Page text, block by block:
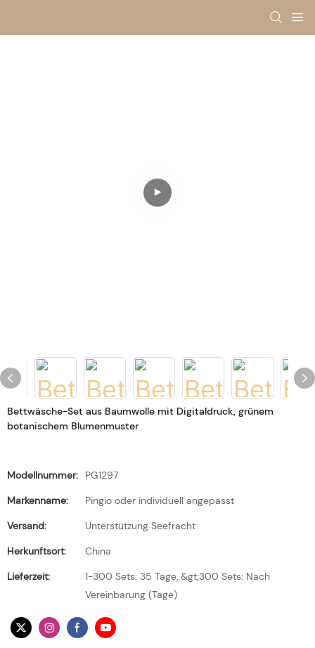
Bettwäsche-Set aus Baumwolle mit Digitaldruck, grünem
botanischem Blumenmuster
Modellnummer:
PG1297
Markenname:
Pingio oder individuell angepasst
Versand:
Unterstützung Seefracht
Herkunftsort:
China
Lieferzeit:
1-300 Sets: 35 Tage, &gt;300 Sets: Nach
Vereinbarung (Tage)